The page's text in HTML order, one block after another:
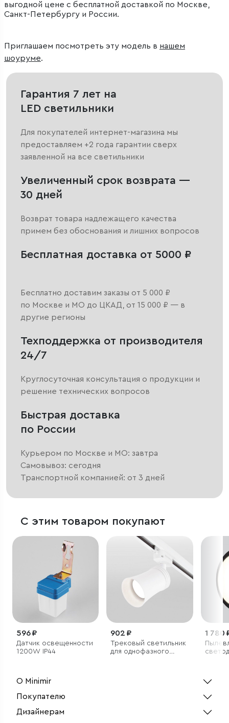
выгодной цене с бесплатной доставкой по Москве,
Санкт-Петербургу и России.
Приглашаем посмотреть эту модель в нашем
шоуруме.
Гарантия 7 лет на
LED светильники
Для покупателей интернет-магазина мы
предоставляем +2 года гарантии сверх
заявленной на все светильники
Увеличенный срок возврата —
30 дней
Возврат товара надлежащего качества
примем без обоснования и лишних вопросов
Бесплатная доставка от 5000 ₽
Бесплатно доставим заказы от 5 000 ₽
по Москве и МО до ЦКАД, от 15 000 ₽ — в
другие регионы
Техподдержка от производителя
24/7
Круглосуточная консультация о продукции и
решение технических вопросов
Быстрая доставка
по России
Курьером по Москве и МО: завтра
Самовывоз: сегодня
Транспортной компанией: от 3 дней
С этим товаром покупают
596 ₽
Датчик освещенности
1200W IP44
902 ₽
Трековый светильник
для однофазного
1 780
О Minimir
Покупателю
Дизайнерам